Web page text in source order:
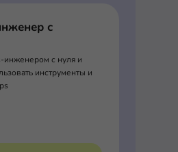
с
инженером с нуля и
инструменты и